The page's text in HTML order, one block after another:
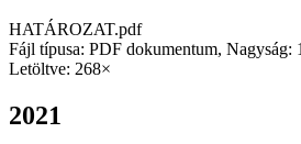
HATÁROZAT.pdf
Fájl típusa: PDF dokumentum, Nagyság:
Letöltve: 268×
2021